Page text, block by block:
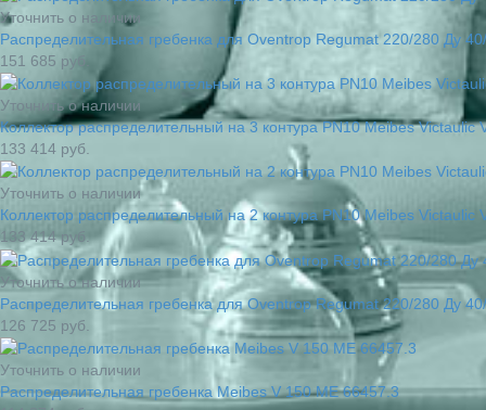
Уточнить о наличии
Распределительная гребенка для Oventrop Regumat 220/280 Ду
151 685 руб.
Уточнить о наличии
Коллектор распределительный на 3 контура PN10 Meibes Victaulic
133 414 руб.
Уточнить о наличии
Коллектор распределительный на 2 контура PN10 Meibes Victaulic
133 414руб.
Уточнить о наличии
Распределительная гребенка для Oventrop Regumat 220/280 Ду
126 725 руб.
Уточнить о наличии
Распределительная гребенка Meibes V 150 ME 66457.3